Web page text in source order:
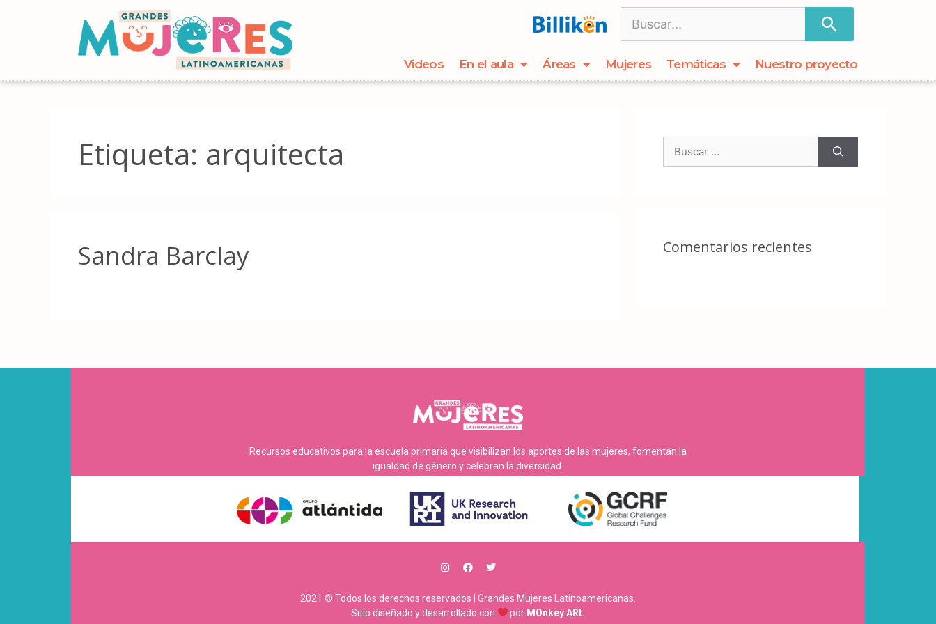
Videos En el aula Áreas Mujeres Temáticas Nuestro proyecto
Etiqueta: arquitecta
Sandra Barclay Comentarios recientes
Recursos educativos para la escuela primaria que visibilizan los aportes de las mujeres, fomentan la
igualdad de género y celebran la diversidad.
2021 © Todos los derechos reservados | Grandes Mujeres Latinoamericanas.
Sitio diseñado y desarrollado con
por MOnkey ARt.